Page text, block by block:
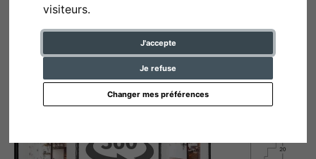
visiteurs.
J'accepte
Je refuse
Changer mes préférences